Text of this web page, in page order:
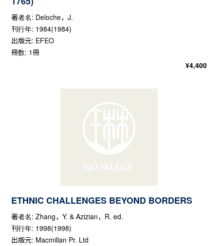
著者名: Deloche，J.
刊行年: 1984(1984)
出版元: EFEO
冊数: 1冊
¥4,400
ETHNIC CHALLENGES BEYOND BORDERS
著者名: Zhang，Y. & Azizian，R. ed.
刊行年: 1998(1998)
出版元: Macmillan Pr. Ltd